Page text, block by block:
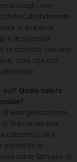
luoghi non
culturalmente
in Armenia:
e le curiosità
in contatto con una
oltre che con
voi? Quale valore
evangelizzazione,
fede autentica,
catechesi; se è
permette ai
come famiglia di